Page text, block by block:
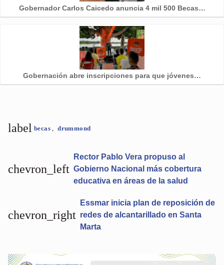
Gobernador Carlos Caicedo anuncia 4 mil 500 Becas…
Gobernación abre inscripciones para que jóvenes…
label becas drummond
chevron_left
Rector Pablo Vera propuso al
Gobierno Nacional más cobertura
educativa en áreas de la salud
Essmar inicia plan de reposición de
redes de alcantarillado en Santa
Marta
chevron_right